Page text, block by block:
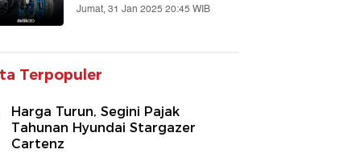
Jumat, 31 Jan 2025 20:45 WIB
Terpopuler
Harga Turun, Segini Pajak
Tahunan Hyundai Stargazer
Cartenz